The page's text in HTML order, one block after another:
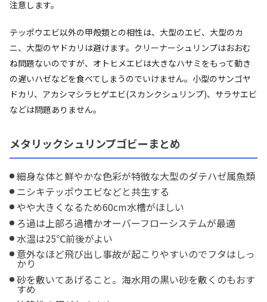
注意します。
テッポウエビ以外の甲殻類との相性は、大型のエビ、大型のカ
ニ、大型のヤドカリは避けます。クリーナーシュリンプはおおむ
ね問題ないのですが、オトヒメエビは大きなハサミをもって動き
の遅いハゼなどを食べてしまうのでいけません。小型のサンゴヤ
ドカリ、アカシマシラヒゲエビ(スカンクシュリンプ)、サラサエビ
などは問題ありません。
メタリックシュリンプゴビーまとめ
細身な体と鮮やかな色彩が特徴な大型のダテハゼ属魚類
ニシキテッポウエビなどと共生する
やや大きくなるため60cm水槽がほしい
ろ過は上部ろ過槽かオーバーフローシステムが最適
水温は25℃前後がよい
意外なほど飛び出し事故が起こりやすいのでフタはしっ
かり
砂を敷いてあげること。海水用の黒い砂を敷くのもおす
すめ